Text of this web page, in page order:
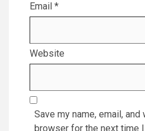
Email *
Website
Save my name, email,
browser for the next time